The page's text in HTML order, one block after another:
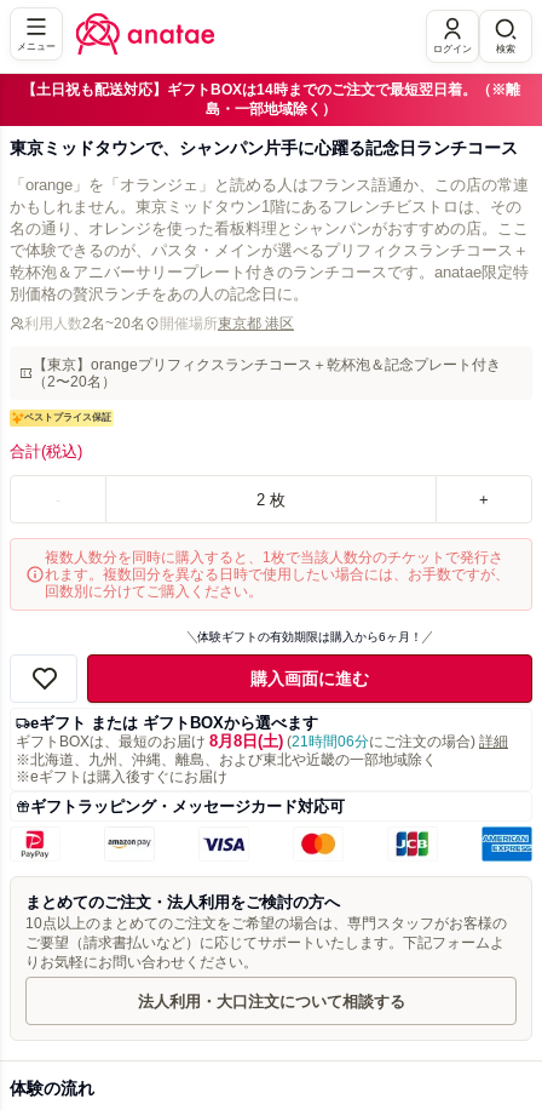
メニュー ログイン 検索
【土日祝も配送対応】ギフトBOXは14時までのご注文で最短翌日着。（※離
島・一部地域除く）
東京ミッドタウンで、シャンパン片手に心躍る記念日ランチコース
「orange」を「オランジェ」と読める人はフランス語通か、この店の常連
かもしれません。東京ミッドタウン1階にあるフレンチビストロは、その
名の通り、オレンジを使った看板料理とシャンパンがおすすめの店。ここ
で体験できるのが、パスタ・メインが選べるプリフィクスランチコース＋
乾杯泡＆アニバーサリープレート付きのランチコースです。anatae限定特
別価格の贅沢ランチをあの人の記念日に。
利用人数2名~20名 開催場所東京都 港区
【東京】orangeプリフィクスランチコース＋乾杯泡＆記念プレート付き
（2〜20名）
ベストプライス保証
合計(税込)
- 2 枚 +
複数人数分を同時に購入すると、1枚で当該人数分のチケットで発行さ
れます。複数回分を異なる日時で使用したい場合には、お手数ですが、
回数別に分けてご購入ください。
体験ギフトの有効期限は購入から6ヶ月！
購入画面に進む
eギフト または ギフトBOXから選べます
ギフトBOXは、最短のお届け 8月8日(土) (21時間06分にご注文の場合) 詳細
※北海道、九州、沖縄、離島、および東北や近畿の一部地域除く
※eギフトは購入後すぐにお届け
ギフトラッピング・メッセージカード対応可
まとめてのご注文・法人利用をご検討の方へ
10点以上のまとめてのご注文をご希望の場合は、専門スタッフがお客様の
ご要望（請求書払いなど）に応じてサポートいたします。下記フォームよ
りお気軽にお問い合わせください。
法人利用・大口注文について相談する
体験の流れ